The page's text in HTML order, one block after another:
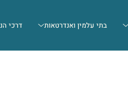
בתי עלמין ואנדרטאות דרכי